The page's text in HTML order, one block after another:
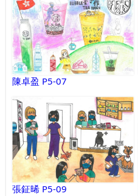
陳卓盈 P5-07
張鉦晞 P5-09